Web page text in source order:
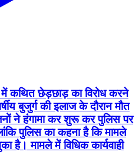
कथित छेड़छाड़ का विरोध करने
बुजुर्ग की इलाज के दौरान मौत
ने हंगामा कर शुरू कर पुलिस पर
पुलिस का कहना है कि मामले
है। मामले में विधिक कार्यवाही